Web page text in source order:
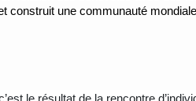
construit une communauté
le résultat de la rencontre